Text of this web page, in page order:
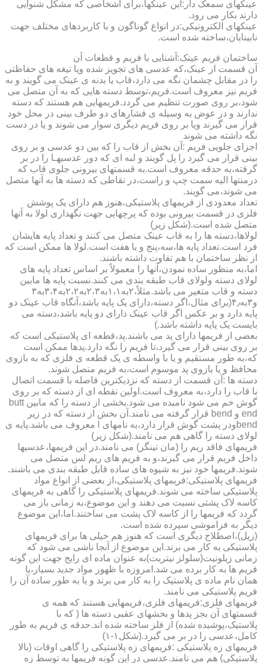
عینکهای سمعک دار:این عینکها،برای اشخاصی که مشکل شنوایی
دارند بکار می رود.
عینکهای الکترونیکی:در انواع گوناگون و با کاربردهای مختلف جهت
نابینایان،ساخته شده است.
ساختمان فریم عینک:آشنایی با فریم و قطعات آن
آن قسمت از عینک،که عدسی های تجویز شده ویا تیغه های حفاظتی
را در مقابل چشمان نگه می دارد،قاب یا بدنه ی عینک می گویند و به
فریم نیز معروف است.فریم،توسط دسته هایی که به آن متصل می
شود،بر روی صورت تنظیم می گردد.فریمهایی هم هستند که دسته
ندارند و در عوض به وسیله ی فشارهای دو طرف بینی در محل خود
قرار می گیرند ویا بر روی فریم دیگری سوار می شوند و یا در دست
نگه داشته می شوند
اجزای جلویی فریم :آن بخش از قاب را که بین دو عدسی و بر روی
بینی قرار می گیرد را پل گویند و لبه ای که دور عدسیهـا را در بر
گرفته،به حدقه معروف است.به قسمتهای بیرونی جلوی قاب که
درمنتها الیه سمت چپ و راست،در نقاطی که دسته ها به آنها متصل
می شوند،می گویند.
تعداد معدودی از فریمهای پلاستیکی،هنوز هم دارای یک پوشش
فلزی در قسمت بیرونی بوده که پرچهایی جهت نگهداری لولا به آنها
متصل شده است.(شکل زیر)
لولاها،دسته ها را به قاب عینک متصل می کنند و تعداد پایه هایشان
فرد است.تعداد پایه ها،سه،پنج و یا هفت است.لولا ها ممکن است که
از نظر ساختمان با هم تفاوت داشته باشند.
اما،به منظور ساده نمودن،آنها را معمولاً بر اساس تعداد پایه های
لولای دسته ولولای قاب طبقه بندی می کنند.نسبت پایه ها مابین
دسته و قاب متغیر می باشد.مثلاً،۲به۱،۱به۲،۳به۲،۲به۳،۴به۳
و۳به۴٫(برای مثال،اگر دسته،دارای یک پایه باشد،آنگاه قاب عینک دو
پایه دارد و بر عکس اگر قاب عینک دارای دو پایه باشد،دسته می
بایست یک پایه داشته باشد.)
بعضی از فریمها دارای پد می باشند.پد،قطعه ای پلاستیکی است که
بر روی بینی قرار می گیرد،تا فریم را نگه دارد.پدها ممکن است
که،به طور مستقیم و یا با واسطه ی یک قطعه ی فلزی که به بازوی
محافظ و یا بازوی پد موسوم است،به فریم متصل شوند.
دسته ها :آن قسمت از دسته که نزدیکترین فاصله با قسمت اتصال
با قاب را دارد،به معروف است.اولین نقطه ای از دسته که بر روی
گوش خم می شود نامیده می شود.بخشی از دسته را که مابین butt
end و bend قرار گرفته می نامند.آن بخش از دسته که در زیر
bendودر پشت گوش قرار دارد،به نامهای l معروف می باشد.پایه ی
لولای دسته را گاهی هم می نامند.(شکل زیر)
فریمهای فاقد ریم را (مان تینگز) می نامند.در این فریمها،عدسیها
داخل فریم قرار می گیرند،و به فریم های ریم لس متصل می
شوند.فریمها خود نیز به شیوه های ساده قابل طبقه بندی می باشند.
فریمهای پلاستیکی:فریمهای پلاستیکی،از بعضی از انواع مواد
پلاستیکی ساخته می شوند.فریمهای پلاستیکی را گاهی به فریمهای
کاسه لاک پشتی نسبت می دهند و این موضوع،به زمانی باز می
گردد که فریمها را از کاسه لاک پشت می ساختند.اما،این موضوع
دیگر به فراموشی سپرده شده است.
(زیل)،اصطلاح دیگری است که هنوز هم خیلی ها برای فریمهای
پلاستیکی به کار می برند.این موضوع از آنجا ناشی می شود که
زمانی زیلونیت(سلولز نیتریت)به عنوان ماده ای رایج جهت این گونه
فریم ها به کار برده می شد.امروزه با ظهور مواد جدید بسیار،یا
همان نام ماده ی پلاستیک را به کار می برند و یا به طور ساده آن را
فریم پلاستیکی می نامند.
فریمهای فلزی:فریمهای فلزی،فریمهایی هستند که همه ی
قسمتهای آن بجز پدها و بخشهای عقبی دسته ها ( که با
پلاستیک،پوشیده شده) از فلز ساخته شده اند.حدقه ی فریم به طور
کامل،عدسی را در بر می گیرد.(شکل۱-۱)
فریمهای زه پلاستیکی :فریمهای زه پلاستیکی را گاهی اوقات (بالا
پلاستیکی) هم می نامند.عدسی در این گونه فریمها به توسط زه